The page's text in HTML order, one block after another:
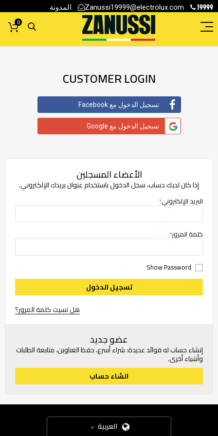
19999
Zanussi19999@electrolux.com المدونة
0
CUSTOMER LOGIN
تسجيل الدخول مع Facebook
تسجيل الدخول مع Google
الأعضاء المسجلين
إذا كان لديك حساب، سجل الدخول باستخدام عنوان بريدك الإلكتروني.
البريد الإلكتروني
كلمة المرور
Show Password
تسجيل الدخول
هل نسيت كلمة المرور؟
عضو جديد
إنشاء حساب له فوائد عديدة: شراء أسرع، حفظ العناوين، متابعة الطلبات
وأشياء أخرى.
انشاء حساب
العربية